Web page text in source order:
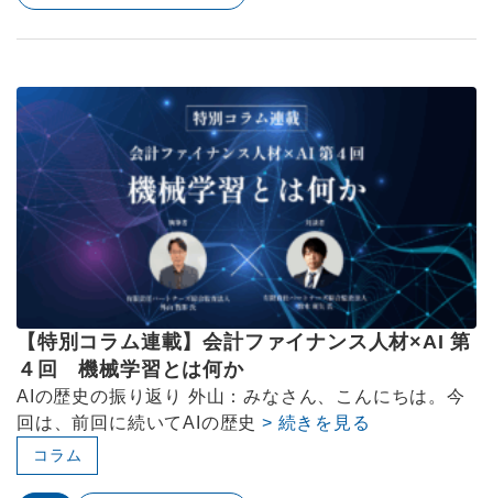
【特別コラム連載】会計ファイナンス人材×AI 第
４回 機械学習とは何か
AIの歴史の振り返り 外山：みなさん、こんにちは。今
回は、前回に続いてAIの歴史> 続きを見る
コラム